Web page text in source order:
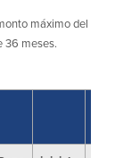
máximo del
36 meses.